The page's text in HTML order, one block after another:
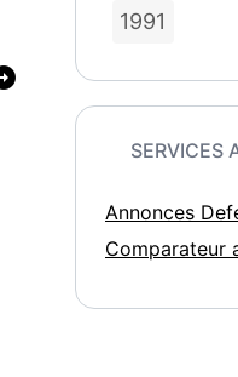
Land-Rover Defender
1991
SERVICES
Annonces
Comparateur